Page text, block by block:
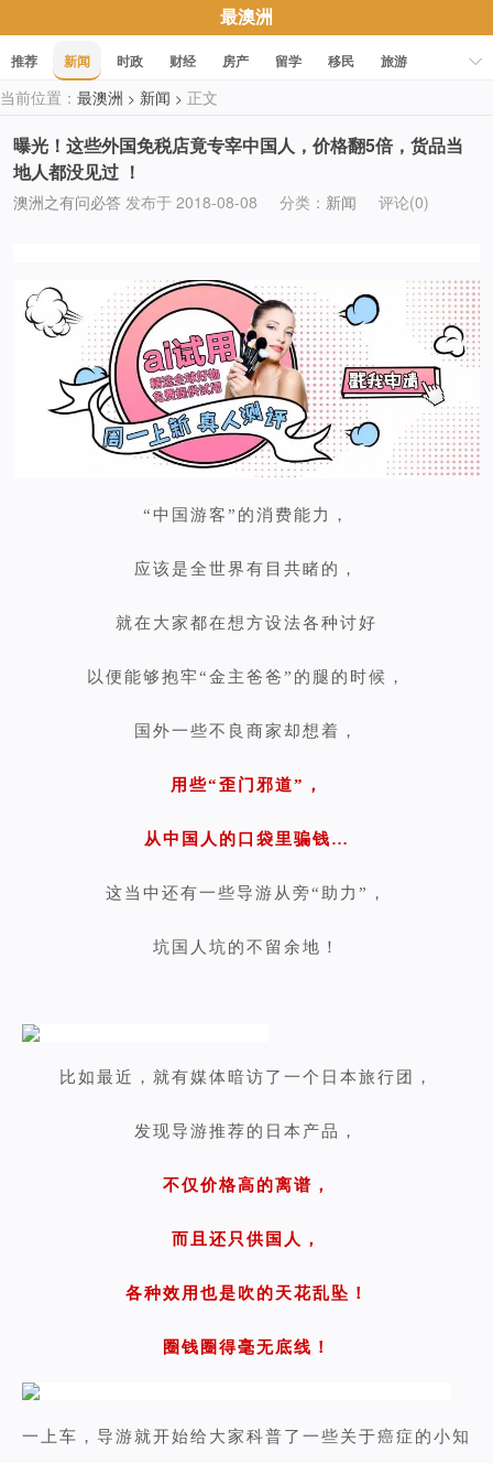
最澳洲
推荐 新闻 时政 财经 房产 留学 移民
旅游
科技
职场 美食 文化
当前位置： 最澳洲 > 新闻 > 正文
曝光！这些外国免税店竟专宰中国人，价格翻5倍，货品当
地人都没见过 ！
澳洲之有问必答 发布于 2018-08-08 分类： 新闻 评论(0)
“中国游客”的消费能力，
应该是全世界有目共睹的，
就在大家都在想方设法各种讨好
以便能够抱牢“金主爸爸”的腿的时候，
国外一些不良商家却想着，
用些“歪门邪道”，
从中国人的口袋里骗钱…
这当中还有一些导游从旁“助力”，
坑国人坑的不留余地！
比如最近，就有媒体暗访了一个日本旅行团，
发现导游推荐的日本产品，
不仅价格高的离谱，
而且还只供国人，
各种效用也是吹的天花乱坠！
圈钱圈得毫无底线！
一上车，导游就开始给大家科普了一些关于癌症的小知